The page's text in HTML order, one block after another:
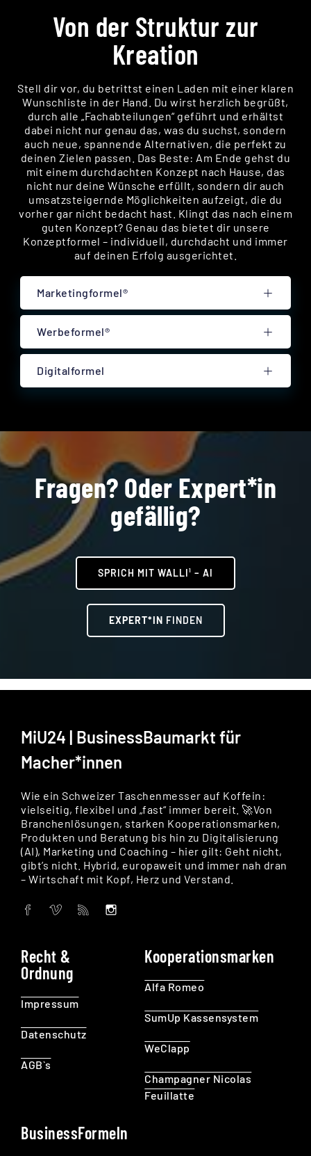
Von der Struktur zur
Kreation
Stell dir vor, du betrittst einen Laden mit einer klaren
Wunschliste in der Hand. Du wirst herzlich begrüßt,
durch alle „Fachabteilungen“ geführt und erhältst
dabei nicht nur genau das, was du suchst, sondern
auch neue, spannende Alternativen, die perfekt zu
deinen Zielen passen. Das Beste: Am Ende gehst du
mit einem durchdachten Konzept nach Hause, das
nicht nur deine Wünsche erfüllt, sondern dir auch
umsatzsteigernde Möglichkeiten aufzeigt, die du
vorher gar nicht bedacht hast. Klingt das nach einem
guten Konzept? Genau das bietet dir unsere
Konzeptformel – individuell, durchdacht und immer
auf deinen Erfolg ausgerichtet.
Marketingformel®
Werbeformel®
Digitalformel
Fragen? Oder Expert*in
gefällig?
SPRICH MIT WALLI¹ – AI
EXPERT*IN FINDEN
MiU24 | BusinessBaumarkt für
Macher*innen
Wie ein Schweizer Taschenmesser auf Koffein:
vielseitig, flexibel und „fast“ immer bereit. 🚀Von
Branchenlösungen, starken Kooperationsmarken,
Produkten und Beratung bis hin zu Digitalisierung
(AI), Marketing und Coaching – hier gilt: Geht nicht,
gibt’s nicht. Hybrid, europaweit und immer nah dran
– Wirtschaft mit Kopf, Herz und Verstand.
Recht &
Ordnung
Impressum
Datenschutz
AGB`s
Kooperationsmarken
Alfa Romeo
SumUp Kassensystem
WeClapp
Champagner Nicolas
Feuillatte
BusinessFormeln